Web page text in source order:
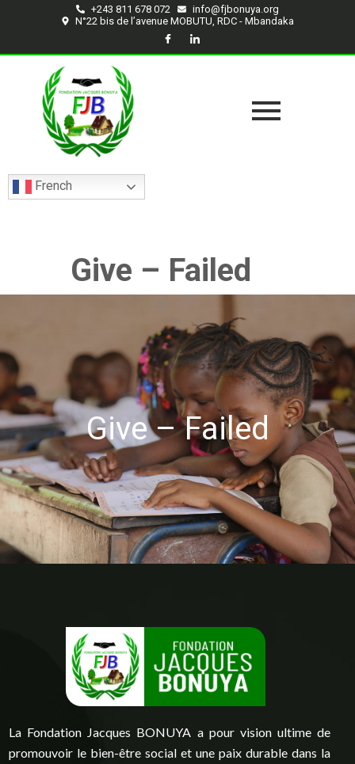
+243 811 678 072
info@fjbonuya.org
N°22 bis de l’avenue MOBUTU, RDC - Mbandaka
French
Give – Failed
Give – Failed
La Fondation Jacques BONUYA a pour vision ultime de
promouvoir le bien-être social et une paix durable dans la